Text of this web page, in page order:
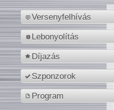
Versenyfelhívás
Lebonyolítás
Díjazás
Szponzorok
Program